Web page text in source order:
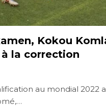
Kokou
la correction
au mondial 2022